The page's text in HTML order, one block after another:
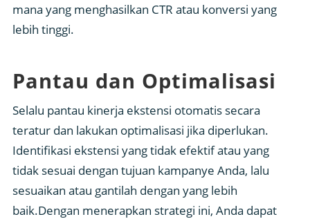
mana yang menghasilkan CTR atau konversi yang
lebih tinggi.
Pantau dan Optimalisasi
Selalu pantau kinerja ekstensi otomatis secara
teratur dan lakukan optimalisasi jika diperlukan.
Identifikasi ekstensi yang tidak efektif atau yang
tidak sesuai dengan tujuan kampanye Anda, lalu
sesuaikan atau gantilah dengan yang lebih
baik.Dengan menerapkan strategi ini, Anda dapat